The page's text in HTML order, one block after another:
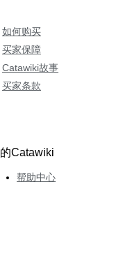
如何购买
买家保障
Catawiki故事
买家条款
Catawiki
帮助中心